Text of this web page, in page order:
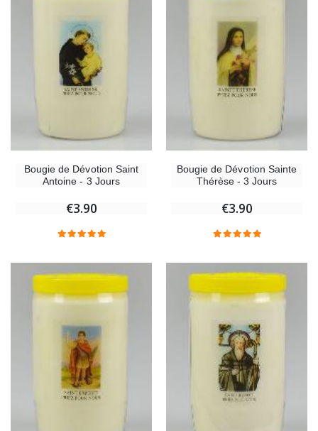
Bougie de Dévotion Saint
Antoine - 3 Jours
€3.90
Bougie de Dévotion Sainte
Thérèse - 3 Jours
€3.90